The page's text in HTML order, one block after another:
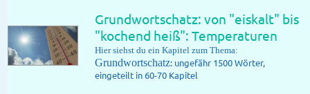
Grundwortschatz: von "eiskalt" bis
"kochend heiß": Temperaturen
Hier siehst du ein Kapitel zum Thema:
Grundwortschatz: ungefähr 1500 Wörter,
eingeteilt in 60-70 Kapitel